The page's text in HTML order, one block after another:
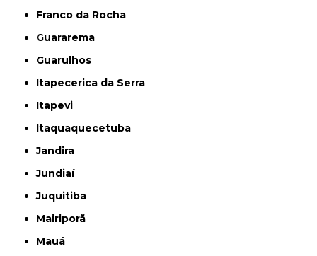
Franco da Rocha
Guararema
Guarulhos
Itapecerica da Serra
Itapevi
Itaquaquecetuba
Jandira
Jundiaí
Juquitiba
Mairiporã
Mauá